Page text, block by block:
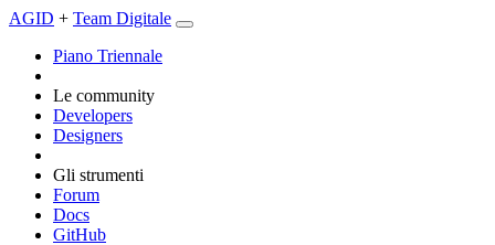
AGID + Team Digitale
Piano Triennale
Le community
Developers
Designers
Gli strumenti
Forum
Docs
GitHub